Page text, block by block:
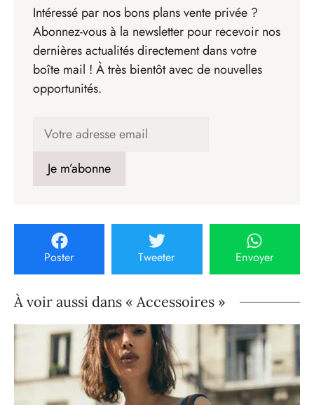
Intéressé par nos bons plans vente privée ?
Abonnez-vous à la newsletter pour recevoir nos
dernières actualités directement dans votre
boîte mail ! À très bientôt avec de nouvelles
opportunités.
Poster Tweeter Envoyer
À voir aussi dans « Accessoires »